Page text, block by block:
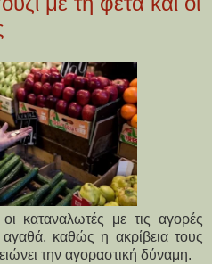
οι καταναλωτές με τις αγορές
καθώς η ακρίβεια τους
την αγοραστική δύναμη.